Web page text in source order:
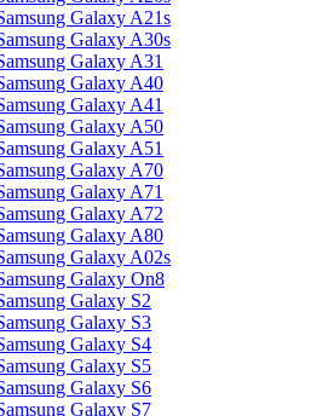
Galaxy A21s
Galaxy A30s
Galaxy A31
Galaxy A40
Galaxy A41
Galaxy A50
Galaxy A51
Galaxy A70
Galaxy A71
Galaxy A72
Galaxy A80
Galaxy A02s
Galaxy On8
Galaxy S2
Galaxy S3
Galaxy S4
Galaxy S5
Galaxy S6
Galaxy S7